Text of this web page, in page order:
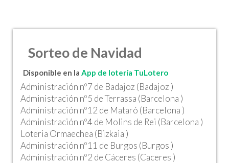
Sorteo de Navidad
Disponible en la App de lotería TuLotero
Administración nº7 de Badajoz (Badajoz )
Administración nº5 de Terrassa (Barcelona )
Administración nº12 de Mataró (Barcelona )
Administración nº4 de Molins de Rei (Barcelona )
Loteria Ormaechea (Bizkaia )
Administración nº11 de Burgos (Burgos )
Administración nº2 de Cáceres (Caceres )